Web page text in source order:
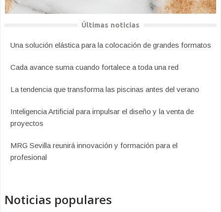
Últimas noticias
Una solución elástica para la colocación de grandes formatos
Cada avance suma cuando fortalece a toda una red
La tendencia que transforma las piscinas antes del verano
Inteligencia Artificial para impulsar el diseño y la venta de
proyectos
MRG Sevilla reunirá innovación y formación para el
profesional
Noticias populares